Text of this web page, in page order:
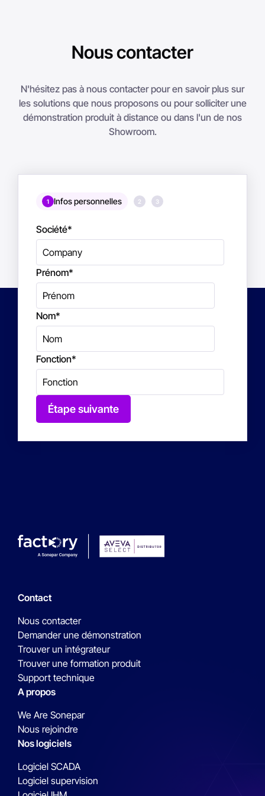
Nous contacter
N'hésitez pas à nous contacter pour en savoir plus sur
les solutions que nous proposons ou pour solliciter une
démonstration produit à distance ou dans l'un de nos
Showroom.
1 Infos personnelles 2 3
Société*
Prénom*
Nom*
Fonction*
Étape suivante
Contact
Nous contacter
Demander une démonstration
Trouver un intégrateur
Trouver une formation produit
Support technique
A propos
We Are Sonepar
Nous rejoindre
Nos logiciels
Logiciel SCADA
Logiciel supervision